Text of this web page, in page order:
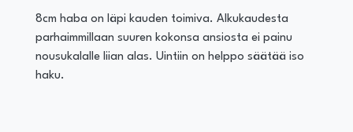
8cm haba on läpi kauden toimiva. Alkukaudesta
parhaimmillaan suuren kokonsa ansiosta ei painu
nousukalalle liian alas. Uintiin on helppo säätää iso
haku.